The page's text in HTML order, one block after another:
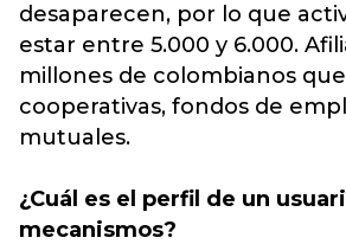
desaparecen, por lo que
estar entre 5.000 y 6.000.
millones de colombianos
cooperativas, fondos de
mutuales.
¿Cuál es el perfil de un
mecanismos?